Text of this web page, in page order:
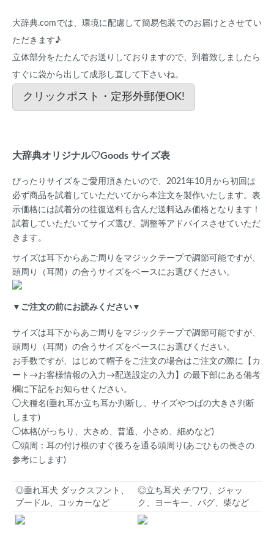
大辞典.comでは、環境に配慮して簡易包装でのお届けとさせてい
ただきます♪
立体部分をたたんでお送りしておりますので、到着致しましたら
すぐに袋から出して成形し直して下さいね。
クリックポスト・定形外郵便OK!
大辞典オリジナル♡Goods サイズ表
ぴったりサイズをご愛用頂きたいので、2021年10月から初回は
必ず商品を試着していただいてから本注文を製作いたします。表
示価格には試着分の往復送料も含んだ送料込み価格となります！
試着していただいてサイズ選び、調整等アドバイスさせていただ
きます。
サイズは耳下からあご周りをマジックテープで調節可能ですが、
頭周り（耳間）の合うサイズをベースにお選びください。
▼ご注文の前にお読みください▼
サイズは耳下からあご周りをマジックテープで調節可能ですが、
頭周り（耳間）の合うサイズをベースにお選びください。
お手数ですが、はじめて帽子をご注文の場合はご注文の際に【カ
ート→お客様情報の入力→配送設定の入力】の最下部にある備考
欄に下記をお知らせください。
◯犬種名(垂れ耳か立ち耳か判断し、サイズやつばの大きさ判断
します)
◯体格(がっちり、大きめ、普通、小さめ、細めなど)
◯頭周：耳の付け根のすぐ後ろを通る頭周り(あごひもの長さの
参考にします)
◎垂れ耳犬 ダックスフント、
プードル、コッカーなど
◎立ち耳犬 チワワ、ジャッ
ク、ヨーキー、パグ、柴など